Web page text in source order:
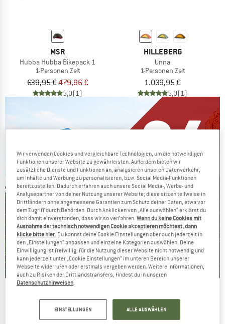
MSR
Hubba Hubba Bikepack 1
1-Personen Zelt
639,95 €479,96 €
5,0(1)
HILLEBERG
Unna
1-Personen Zelt
1.039,95 €
5,0(1)
JETZT BIS ZU 50% RABATT
Wir verwenden Cookies und vergleichbare Technologien, um die notwendigen
Funktionen unserer Website zu gewährleisten. Außerdem bieten wir
zusätzliche Dienste und Funktionen an, analysieren unseren Datenverkehr,
um Inhalte und Werbung zu personalisieren, bzw. Social Media-Funktionen
bereitzustellen. Dadurch erfahren auch unsere Social Media-, Werbe- und
Analysepartner von deiner Nutzung unserer Website; diese sitzen teilweise in
Drittländern ohne angemessene Garantien zum Schutz deiner Daten, etwa vor
dem Zugriff durch Behörden. Durch Anklicken von „Alle auswählen“ erklärst du
dich damit einverstanden, dass wir so verfahren.Wenn du keine Cookies mit
Ausnahme der technisch notwendigen Cookie akzeptieren möchtest, dann
klicke bitte hier . Du kannst deine Cookie Einstellungen aber auch jederzeit in
den „Einstellungen“ anpassen und einzelne Kategorien auswählen. Deine
Einwilligung ist freiwillig, für die Nutzung dieser Website nicht notwendig und
kann jederzeit unter „Cookie Einstellungen“ im unteren Bereich unserer
Webseite widerrufen oder erstmals vergeben werden. Weitere Informationen,
auch zu Risiken der Drittlandstransfers, findest du in unseren
Datenschutzhinweisen
EINSTELLUNGEN ALLE AUSWÄHLEN